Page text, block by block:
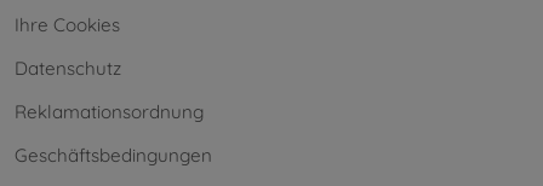
Ihre Cookies
Datenschutz
Reklamationsordnung
Geschäftsbedingungen